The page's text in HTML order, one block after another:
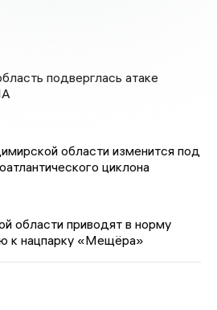
подверглась атаке
области изменится под
циклона
области приводят в норму
к нацпарку «Мещёра»